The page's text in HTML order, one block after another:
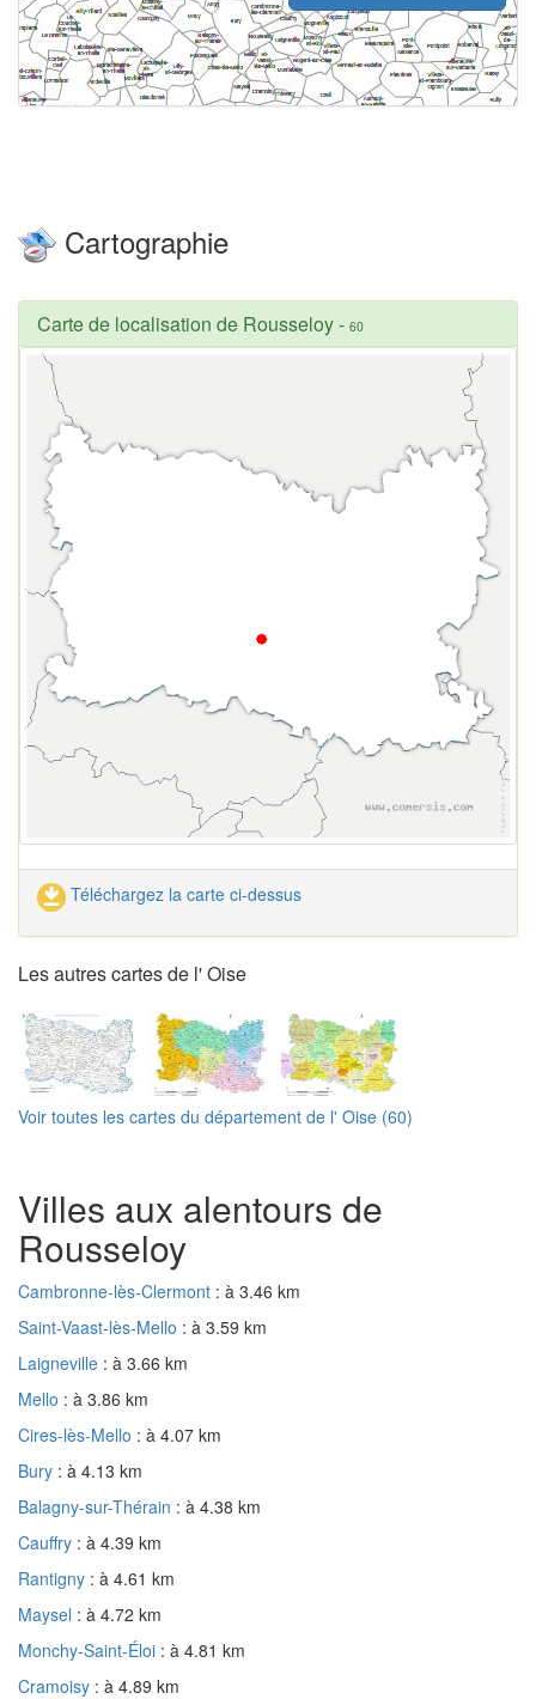
Cartographie
Carte de localisation de Rousseloy- 60
Téléchargez la carte ci-dessus
Les autres cartes de l' Oise
Voir toutes les cartes du département de l' Oise (60)
Villes aux alentours de
Rousseloy
Cambronne-lès-Clermont : à 3.46 km
Saint-Vaast-lès-Mello : à 3.59 km
Laigneville : à 3.66 km
Mello : à 3.86 km
Cires-lès-Mello : à 4.07 km
Bury : à 4.13 km
Balagny-sur-Thérain : à 4.38 km
Cauffry : à 4.39 km
Rantigny : à 4.61 km
Maysel : à 4.72 km
Monchy-Saint-Éloi : à 4.81 km
Cramoisy : à 4.89 km